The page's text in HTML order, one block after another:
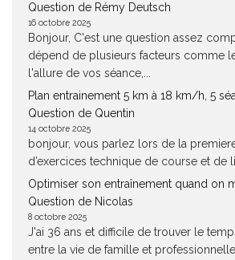
Question de Rémy Deutsch
16 octobre 2025
Bonjour, C'est une question assez
dépend de plusieurs facteurs comme
l'allure de vos séance,...
Plan entrainement 5 km à 18 km/h, 5
Question de Quentin
14 octobre 2025
bonjour, vous parlez lors de la
d’exercices technique de course et de
Optimiser son entraînement quand on
Question de Nicolas
8 octobre 2025
J'ai 36 ans et difficile de trouver le
entre la vie de famille et professionnelle.